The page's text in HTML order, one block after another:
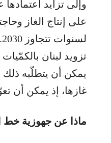
وإلى تزايد
تزويد لبنان
يمكن أن يتطلّبه
غازها، إذ يمكن أن
ماذا عن جهوزية خط